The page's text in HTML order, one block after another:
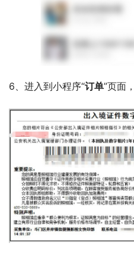
6、进入到小程序“订单”页面